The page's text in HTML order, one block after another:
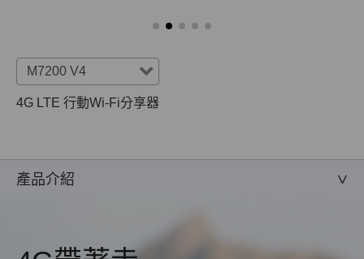
M7200 V4
4G LTE 行動Wi-Fi分享器
產品介紹